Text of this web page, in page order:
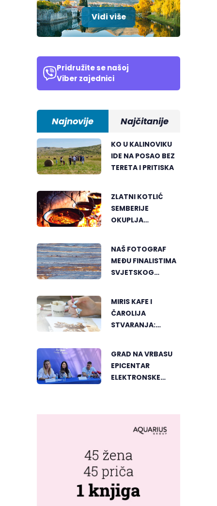
Vidi više
Pridružite se našoj
Viber zajednici
Najnovije Najčitanije
KO U KALINOVIKU
IDE NA POSAO BEZ
TERETA I PRITISKA
ZLATNI KOTLIĆ
SEMBERIJE
OKUPLJA
RIBLJEG PAPRIKAŠA
U DVOROVIMA
NAŠ FOTOGRAF
MEĐU FINALISTIMA
SVJETSKOG
FESTIVALA U
MONGOLIJI
MIRIS KAFE I
ČAROLIJA
STVARANJA:
BANJALUCI
GRAD NA VRBASU
EPICENTAR
ELEKTRONSKE